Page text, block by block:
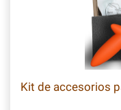
Kit de accesorios